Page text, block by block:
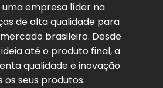
uma empresa líder na
de alta qualidade para
brasileiro. Desde
até o produto final, a
qualidade e inovação
os seus produtos.